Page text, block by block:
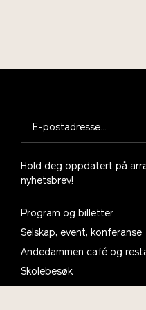
Hold deg oppdatert på
nyhetsbrev!
Program og billetter
Selskap, event, konferanse
Andedammen café og
Skolebesøk